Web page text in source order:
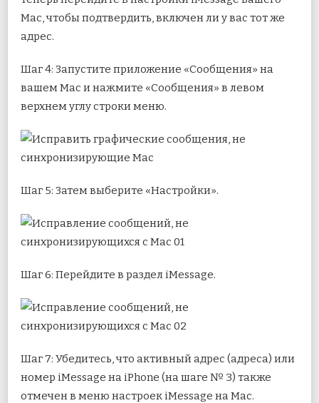
Mac, чтобы подтвердить, включен ли у вас тот же
адрес.
Шаг 4: Запустите приложение «Сообщения» на
вашем Mac и нажмите «Сообщения» в левом
верхнем углу строки меню.
Шаг 5: Затем выберите «Настройки».
Шаг 6: Перейдите в раздел iMessage.
Шаг 7: Убедитесь, что активный адрес (адреса) или
номер iMessage на iPhone (на шаге № 3) также
отмечен в меню настроек iMessage на Mac.